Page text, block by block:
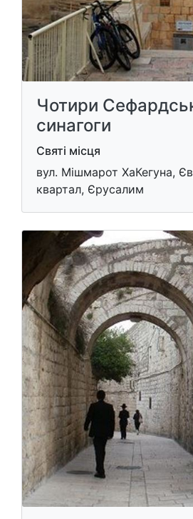
Чотири
синагоги
Святі місця
вул. Мішмарот ХаКегуна,
квартал, Єрусалим